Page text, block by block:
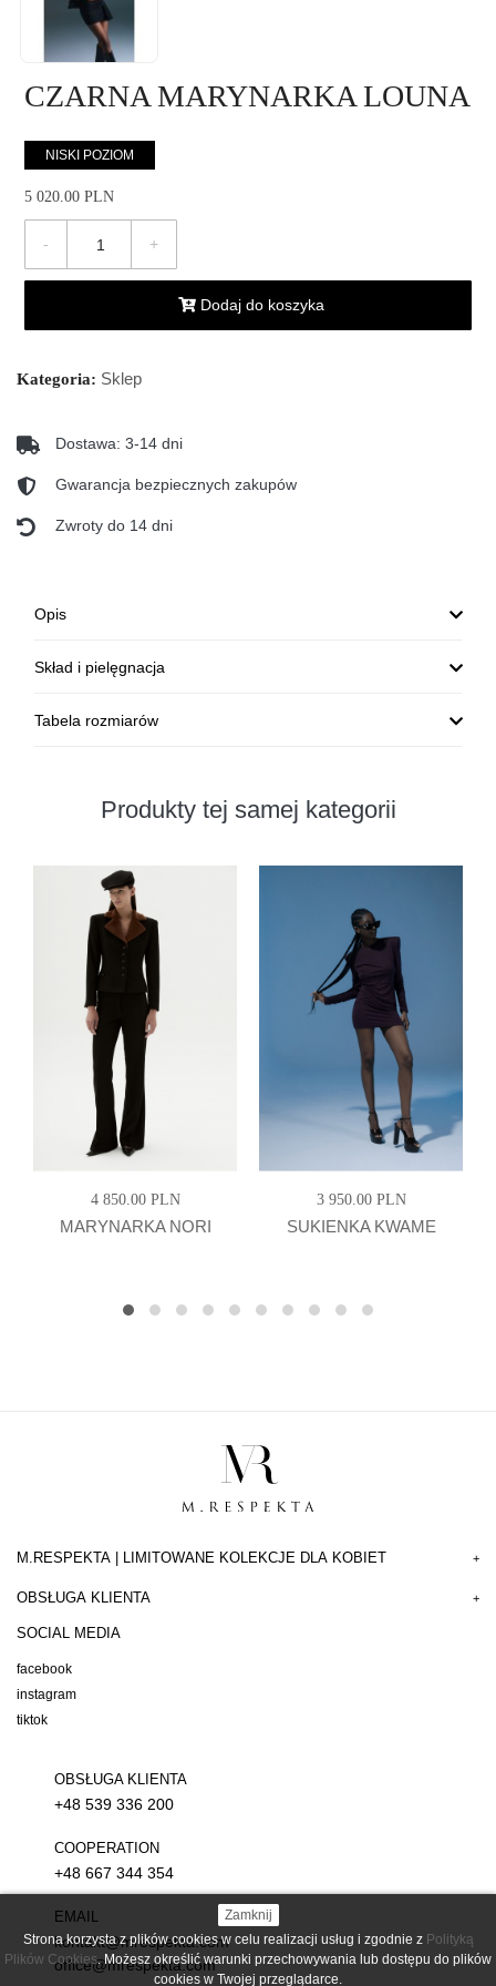
Zamknij
Strona korzysta z plików cookies w celu realizacji usług i zgodnie z Polityką
Plików Cookies. Możesz określić warunki przechowywania lub dostępu do plików
cookies w Twojej przeglądarce.
CZARNA MARYNARKA LOUNA
NISKI POZIOM
5 020.00 PLN
- +
Dodaj do koszyka
Kategoria: Sklep
Dostawa: 3-14 dni
Gwarancja bezpiecznych zakupów
Zwroty do 14 dni
Opis
Skład i pielęgnacja
Tabela rozmiarów
Produkty tej samej kategorii
4 850.00 PLN
MARYNARKA NORI
3 950.00 PLN
SUKIENKA KWAME
M.RESPEKTA | LIMITOWANE KOLEKCJE DLA KOBIET +
OBSŁUGA KLIENTA +
SOCIAL MEDIA
facebook
instagram
tiktok
OBSŁUGA KLIENTA
+48 539 336 200
COOPERATION
+48 667 344 354
EMAIL
kontakt@mrespekta.com
office@mrespekta.com